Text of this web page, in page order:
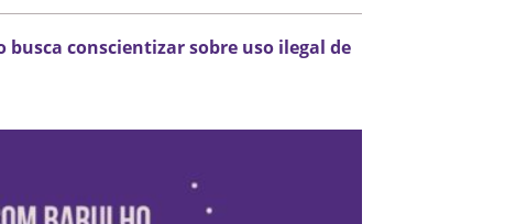
busca conscientizar sobre uso ilegal de